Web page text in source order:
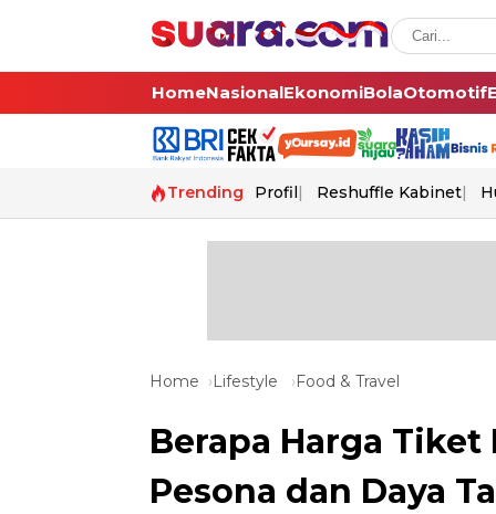
HomeNasionalEkonomiBolaOtomotif
Trending Profil Reshuffle Kabinet
Home Lifestyle Food & Travel
Berapa Harga
Pesona dan Daya